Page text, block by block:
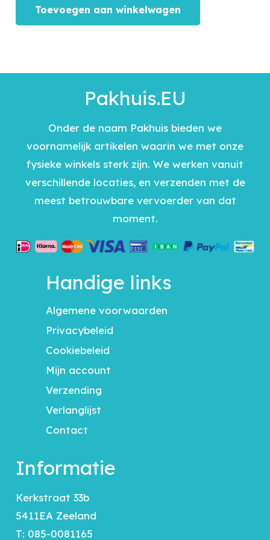
Toevoegen aan winkelwagen
Pakhuis.EU
Onder de naam Pakhuis bieden we
voornamelijk artikelen waarin we met onze
fysieke winkels sterk zijn. We werken vanuit
verschillende locaties, en verzenden met de
meest betrouwbare vervoerder van dat
moment.
Handige links
Algemene voorwaarden
Privacybeleid
Cookiebeleid
Mijn account
Verzending
Verlanglijst
Contact
Informatie
Kerkstraat 33b
5411EA Zeeland
T: 085-0081165